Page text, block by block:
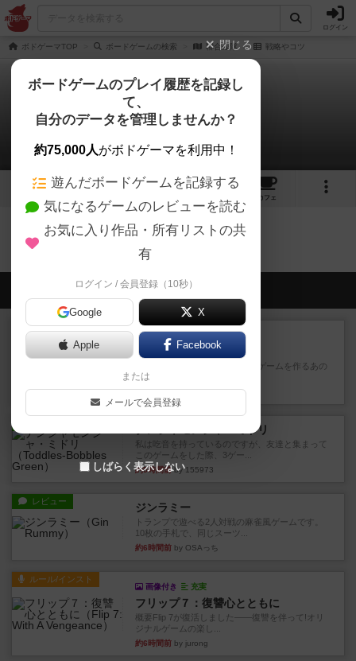
ログイン
ボドゲーマTOP ボードゲームの検索 聯合艦隊 戦略やコツ
聯合艦隊
0件の戦略やコツ
19 2
カフェ
聯合艦隊のトップに戻る
会員の新しい投稿
レビュー
フィッシェン
デジタルソロプレイ。毒のあるゲームを作るあの
人がデザイン。箱絵からもう...
約1時間前by おーちゃん
ナンジャモンジャ・ミドリ
私は吃音を持っているのですが、友達と集まって
このゲームをした際、3ゲー...
約5時間前by 155973
レビュー ジンラミー
トランプで遊べる2人対戦の麻雀風ゲームです。
10枚の手札で、同じスーツ...
約6時間前 by OSAっち
ルール/インスト
画像付き 充実
フリップ７：復讐心とともに
概要Flip 7が復活しました――復讐を伴って!オリ
ジナルゲームの楽し...
約6時間前 by jurong
閉じる
ボードゲームのプレイ履歴を記録し
て、
自分のデータを管理しませんか？
約75,000人がボドゲーマを利用中！
遊んだボードゲームを記録する
気になるゲームのレビューを読む
お気に入り作品・所有リストの共
有
ログイン / 会員登録（10秒）
Google X
Apple Facebook
または
メールで会員登録
しばらく表示しない